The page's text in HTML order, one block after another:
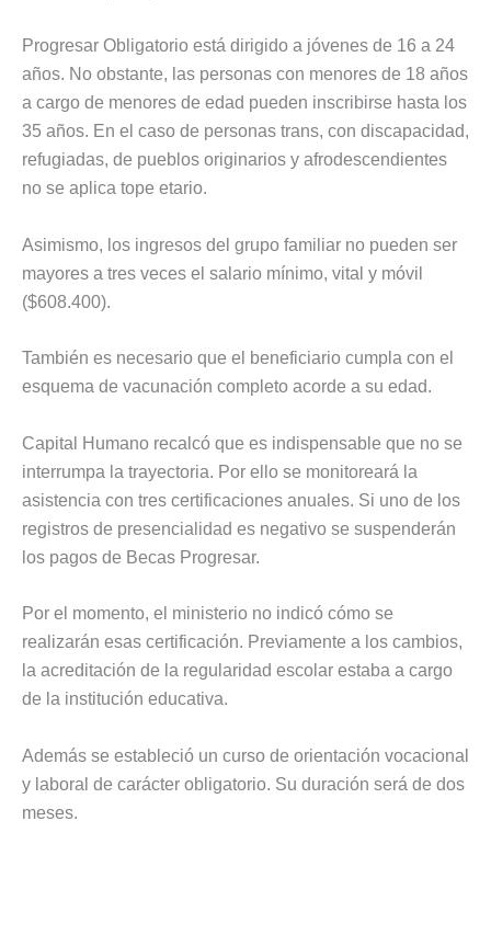
Progresar Obligatorio está dirigido a jóvenes de 16 a 24
años. No obstante, las personas con menores de 18 años
a cargo de menores de edad pueden inscribirse hasta los
35 años. En el caso de personas trans, con discapacidad,
refugiadas, de pueblos originarios y afrodescendientes
no se aplica tope etario.
Asimismo, los ingresos del grupo familiar no pueden ser
mayores a tres veces el salario mínimo, vital y móvil
($608.400).
También es necesario que el beneficiario cumpla con el
esquema de vacunación completo acorde a su edad.
Capital Humano recalcó que es indispensable que no se
interrumpa la trayectoria. Por ello se monitoreará la
asistencia con tres certificaciones anuales. Si uno de los
registros de presencialidad es negativo se suspenderán
los pagos de Becas Progresar.
Por el momento, el ministerio no indicó cómo se
realizarán esas certificación. Previamente a los cambios,
la acreditación de la regularidad escolar estaba a cargo
de la institución educativa.
Además se estableció un curso de orientación vocacional
y laboral de carácter obligatorio. Su duración será de dos
meses.